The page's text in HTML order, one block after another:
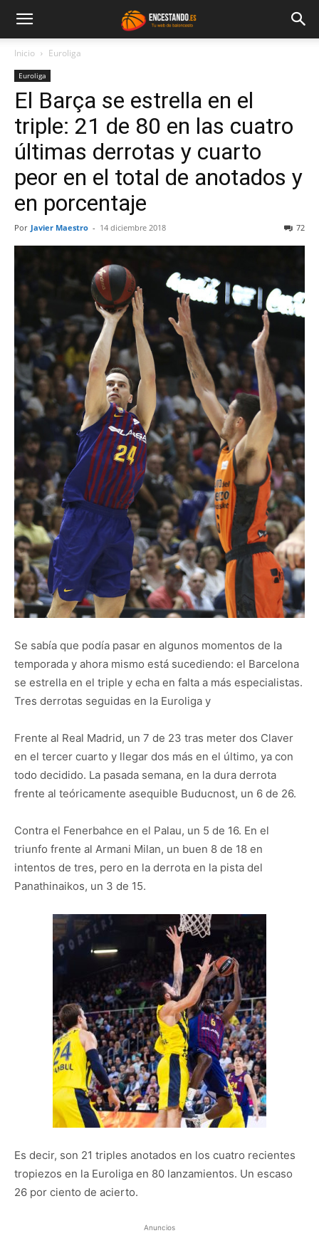
Inicio Euroliga
Euroliga
El Barça se estrella en el
triple: 21 de 80 en las cuatro
últimas derrotas y cuarto
peor en el total de anotados y
en porcentaje
Por Javier Maestro - 14 diciembre 2018 72
Se sabía que podía pasar en algunos momentos de la
temporada y ahora mismo está sucediendo: el Barcelona
se estrella en el triple y echa en falta a más especialistas.
Tres derrotas seguidas en la Euroliga y
Frente al Real Madrid, un 7 de 23 tras meter dos Claver
en el tercer cuarto y llegar dos más en el último, ya con
todo decidido. La pasada semana, en la dura derrota
frente al teóricamente asequible Buducnost, un 6 de 26.
Contra el Fenerbahce en el Palau, un 5 de 16. En el
triunfo frente al Armani Milan, un buen 8 de 18 en
intentos de tres, pero en la derrota en la pista del
Panathinaikos, un 3 de 15.
Es decir, son 21 triples anotados en los cuatro recientes
tropiezos en la Euroliga en 80 lanzamientos. Un escaso
26 por ciento de acierto.
Anuncios